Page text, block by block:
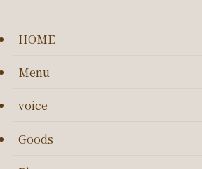
HOME
Menu
voice
Goods